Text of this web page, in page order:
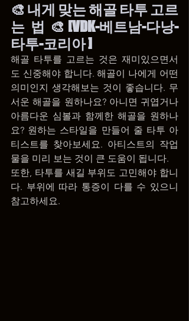
🎨 내게 맞는 해골 타투 고르
는 법 🎨[VDK-베트남-다낭-
타투-코리아 ]
해골 타투를 고르는 것은 재미있으면서
도 신중해야 합니다. 해골이 나에게 어떤
의미인지 생각해보는 것이 좋습니다. 무
서운 해골을 원하나요? 아니면 귀엽거나
아름다운 심볼과 함께한 해골을 원하나
요? 원하는 스타일을 만들어 줄 타투 아
티스트를 찾아보세요. 아티스트의 작업
물을 미리 보는 것이 큰 도움이 됩니다.
또한, 타투를 새길 부위도 고민해야 합니
다. 부위에 따라 통증이 다를 수 있으니
참고하세요.